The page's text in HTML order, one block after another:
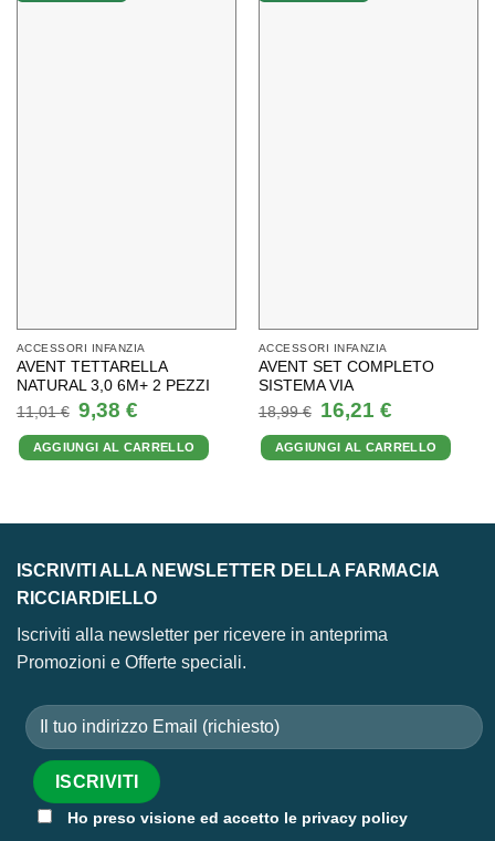
ACCESSORI INFANZIA
AVENT TETTARELLA
NATURAL 3,0 6M+ 2 PEZZI
11,01€ Il
prezzo
originale
era:
11,01 €.
9,38 €Il
prezzo
attuale
è:
9,38 €.
AGGIUNGI AL CARRELLO
ACCESSORI INFANZIA
AVENT SET COMPLETO
SISTEMA VIA
18,99€
Il
prezzo
originale
era:
18,99 €.
16,21 €Il
prezzo
attuale
è:
16,21 €.
AGGIUNGI AL CARRELLO
ISCRIVITI ALLA NEWSLETTER DELLA FARMACIA
RICCIARDIELLO
Iscriviti alla newsletter per ricevere in anteprima
Promozioni e Offerte speciali.
Ho preso visione ed accetto le privacy policy